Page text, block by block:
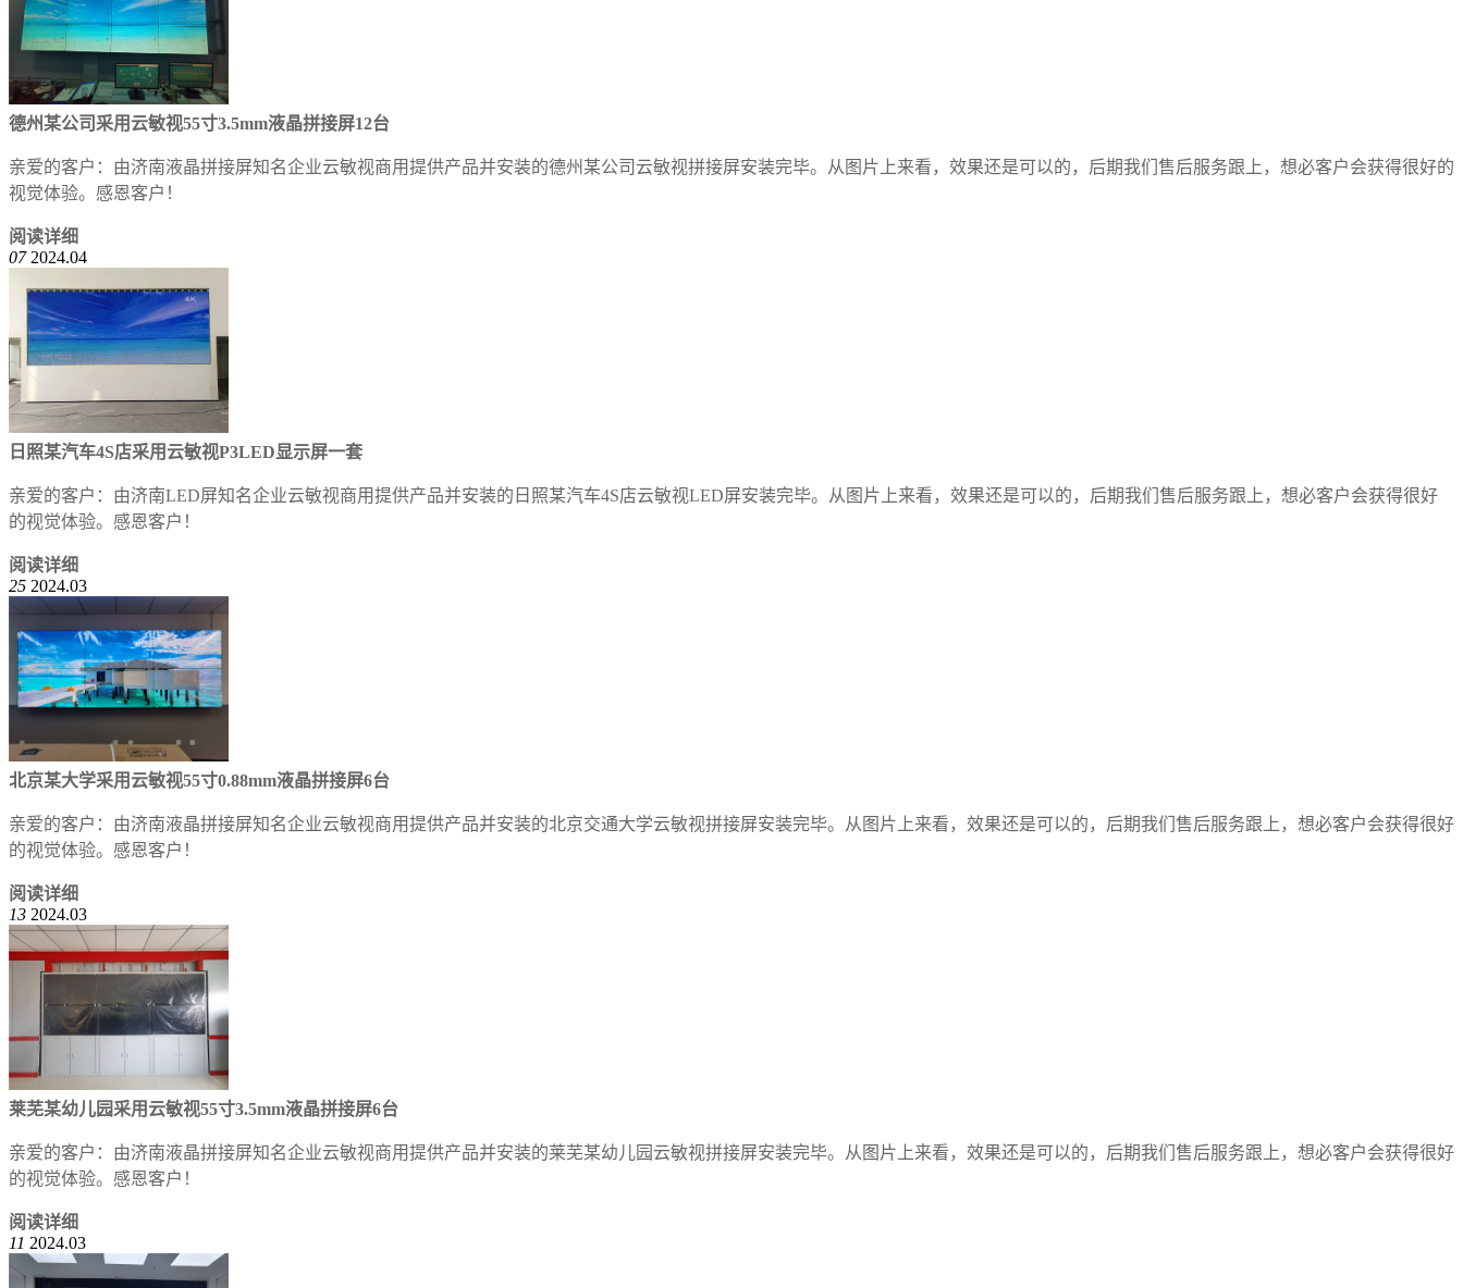
德州某公司采用云敏视55寸3.5mm液晶拼接屏12台
亲爱的客户：由济南液晶拼接屏知名企业云敏视商用提供产品并安装的德州某公司云敏视拼接屏安装完毕。从图片上来看，效果还是可以的，后期我们售后服务跟上，想必客户会获得很好的
视觉体验。感恩客户！
阅读详细
072024.04
日照某汽车4S店采用云敏视P3LED显示屏一套
亲爱的客户：由济南LED屏知名企业云敏视商用提供产品并安装的日照某汽车4S店云敏视LED屏安装完毕。从图片上来看，效果还是可以的，后期我们售后服务跟上，想必客户会获得很好
的视觉体验。感恩客户！
阅读详细
25 2024.03
北京某大学采用云敏视55寸0.88mm液晶拼接屏6台
亲爱的客户：由济南液晶拼接屏知名企业云敏视商用提供产品并安装的北京交通大学云敏视拼接屏安装完毕。从图片上来看，效果还是可以的，后期我们售后服务跟上，想必客户会获得很好
的视觉体验。感恩客户！
阅读详细
13 2024.03
莱芜某幼儿园采用云敏视55寸3.5mm液晶拼接屏6台
亲爱的客户：由济南液晶拼接屏知名企业云敏视商用提供产品并安装的莱芜某幼儿园云敏视拼接屏安装完毕。从图片上来看，效果还是可以的，后期我们售后服务跟上，想必客户会获得很好
的视觉体验。感恩客户！
阅读详细
11 2024.03